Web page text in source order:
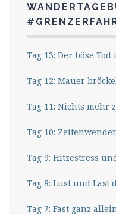
Tag 13: Der böse
Tag 12: Mauer
Tag 11: Nichts mehr
Tag 10:
Tag 9: Hitzestress
Tag 8: Lust und Last
Tag 7: Fast ganz